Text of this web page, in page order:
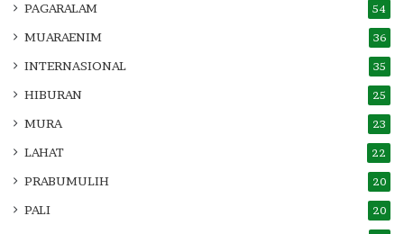
PAGARALAM 54
MUARAENIM 36
INTERNASIONAL 35
HIBURAN 25
MURA 23
LAHAT 22
PRABUMULIH 20
PALI 20